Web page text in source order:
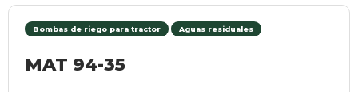
Bombas de riego para tractor Aguas residuales
MAT 94-35